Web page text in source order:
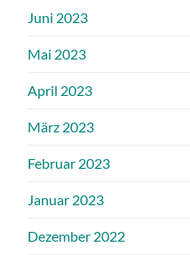
Juni 2023
Mai 2023
April 2023
März 2023
Februar 2023
Januar 2023
Dezember 2022